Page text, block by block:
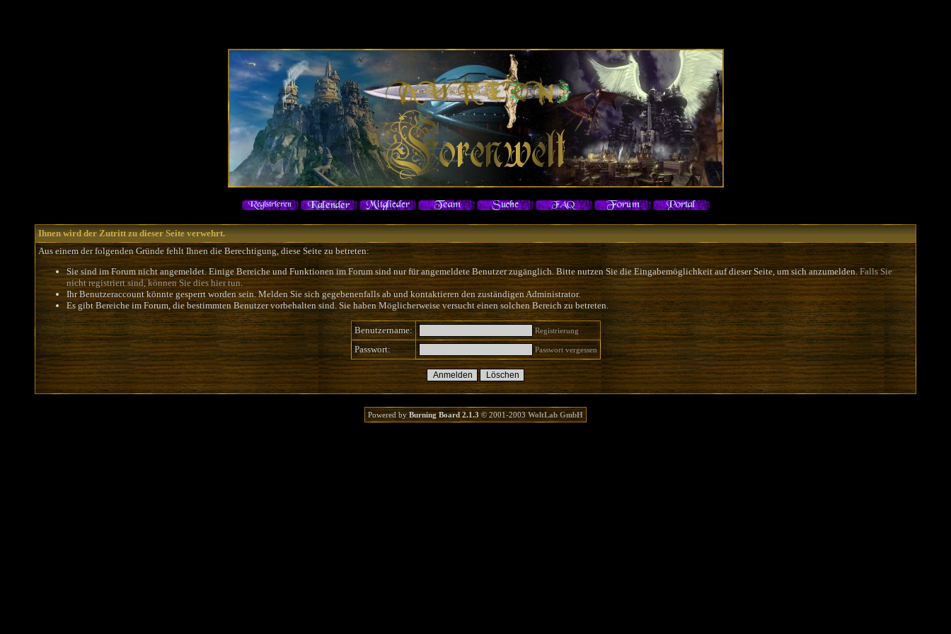
Ihnen wird der Zutritt zu dieser Seite verwehrt.
Aus einem der folgenden Gründe fehlt Ihnen die Berechtigung, diese Seite zu betreten:
Sie sind im Forum nicht angemeldet. Einige Bereiche und Funktionen im Forum sind nur für angemeldete Benutzer zugänglich. Bitte nutzen Sie die Eingabemöglichkeit auf dieser Seite, um sich anzumelden.Falls Sie
nicht registriert sind, können Sie dies hier tun.
Ihr Benutzeraccount könnte gesperrt worden sein. Melden Sie sich gegebenenfalls ab und kontaktieren den zuständigen Administrator.
Es gibt Bereiche im Forum, die bestimmten Benutzer vorbehalten sind. Sie haben Möglicherweise versucht einen solchen Bereich zu betreten.
Benutzername: Registrierung
Passwort: Passwort vergessen
Powered byBurning Board 2.1.3© 2001-2003WoltLab GmbH